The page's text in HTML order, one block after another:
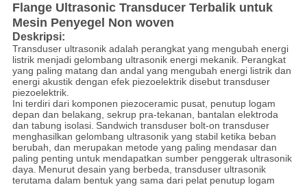
Flange Ultrasonic Transducer Terbalik untuk
Mesin Penyegel Non woven
Deskripsi:
Transduser ultrasonik adalah perangkat yang mengubah energi
listrik menjadi gelombang ultrasonik energi mekanik. Perangkat
yang paling matang dan andal yang mengubah energi listrik dan
energi akustik dengan efek piezoelektrik disebut transduser
piezoelektrik.
Ini terdiri dari komponen piezoceramic pusat, penutup logam
depan dan belakang, sekrup pra-tekanan, bantalan elektroda
dan tabung isolasi. Sandwich transduser bolt-on transduser
menghasilkan gelombang ultrasonik yang stabil ketika beban
berubah, dan merupakan metode yang paling mendasar dan
paling penting untuk mendapatkan sumber penggerak ultrasonik
daya. Menurut desain yang berbeda, transduser ultrasonik
terutama dalam bentuk yang sama dari pelat penutup logam